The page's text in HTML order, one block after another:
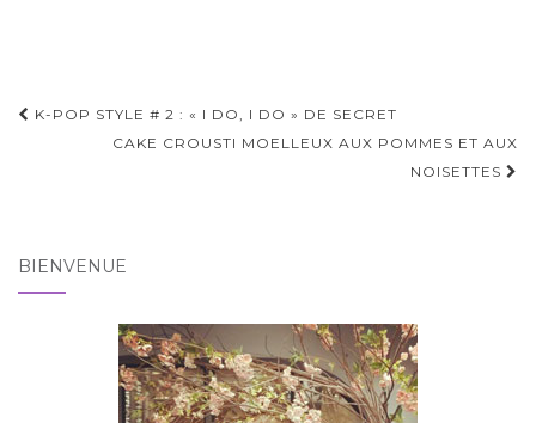
Pagination
d'article
K-POP STYLE # 2 : « I DO, I DO » DE SECRET
CAKE CROUSTI MOELLEUX AUX POMMES ET AUX
NOISETTES
BIENVENUE